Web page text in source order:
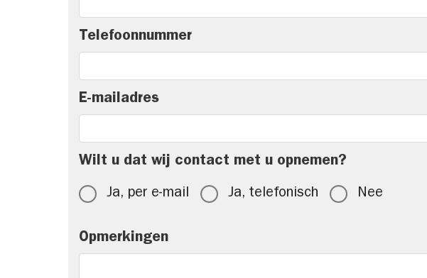
Telefoonnummer
E-mailadres
Wilt u dat wij contact met u opnemen?
Ja, per e-mail Ja, telefonisch Nee
Opmerkingen